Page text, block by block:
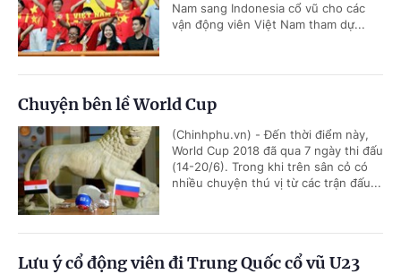
Nam sang Indonesia cổ vũ cho các
vận động viên Việt Nam tham dự...
Chuyện bên lề World Cup
(Chinhphu.vn) - Đến thời điểm này,
World Cup 2018 đã qua 7 ngày thi đấu
(14-20/6). Trong khi trên sân cỏ có
nhiều chuyện thú vị từ các trận đấu...
Lưu ý cổ động viên đi Trung Quốc cổ vũ U23